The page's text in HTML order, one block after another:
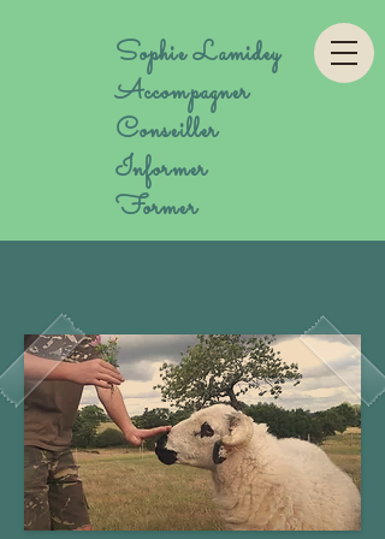
Sophie Lamidey
Accompagner
Conseiller
Informer
Former